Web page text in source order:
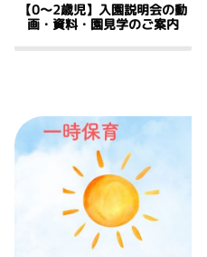
【0〜2歳児】入園説明会の動
画・資料・園見学のご案内